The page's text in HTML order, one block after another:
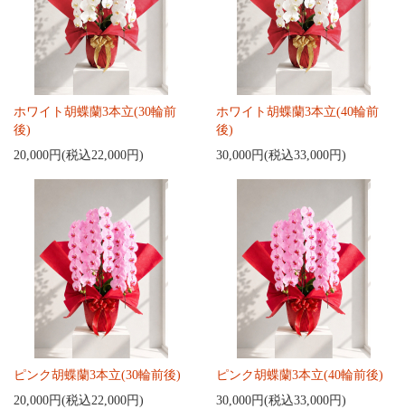
ホワイト胡蝶蘭3本立(30輪前
後)
20,000円(税込22,000円)
ホワイト胡蝶蘭3本立(40輪前
後)
30,000円(税込33,000円)
ピンク胡蝶蘭3本立(30輪前後)
20,000円(税込22,000円)
ピンク胡蝶蘭3本立(40輪前後)
30,000円(税込33,000円)